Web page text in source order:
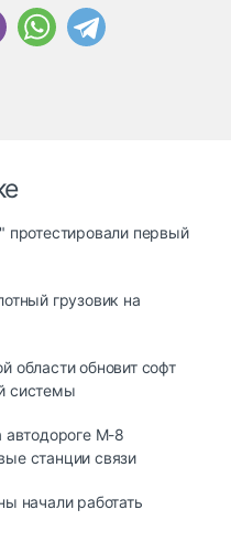
протестировали первый
грузовик на
области обновит софт
системы
автодороге М-8
станции связи
начали работать